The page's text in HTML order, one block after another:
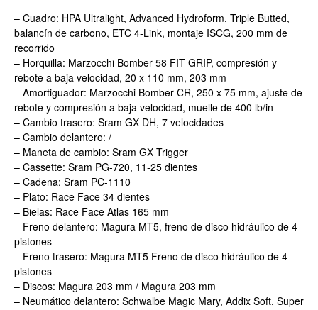
– Cuadro: HPA Ultralight, Advanced Hydroform, Triple Butted,
balancín de carbono, ETC 4-Link, montaje ISCG, 200 mm de
recorrido
– Horquilla: Marzocchi Bomber 58 FIT GRIP, compresión y
rebote a baja velocidad, 20 x 110 mm, 203 mm
– Amortiguador: Marzocchi Bomber CR, 250 x 75 mm, ajuste de
rebote y compresión a baja velocidad, muelle de 400 lb/in
– Cambio trasero: Sram GX DH, 7 velocidades
– Cambio delantero: /
– Maneta de cambio: Sram GX Trigger
– Cassette: Sram PG-720, 11-25 dientes
– Cadena: Sram PC-1110
– Plato: Race Face 34 dientes
– Bielas: Race Face Atlas 165 mm
– Freno delantero: Magura MT5, freno de disco hidráulico de 4
pistones
– Freno trasero: Magura MT5 Freno de disco hidráulico de 4
pistones
– Discos: Magura 203 mm / Magura 203 mm
– Neumático delantero: Schwalbe Magic Mary, Addix Soft, Super